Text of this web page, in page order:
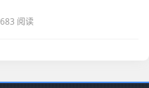
683 阅读